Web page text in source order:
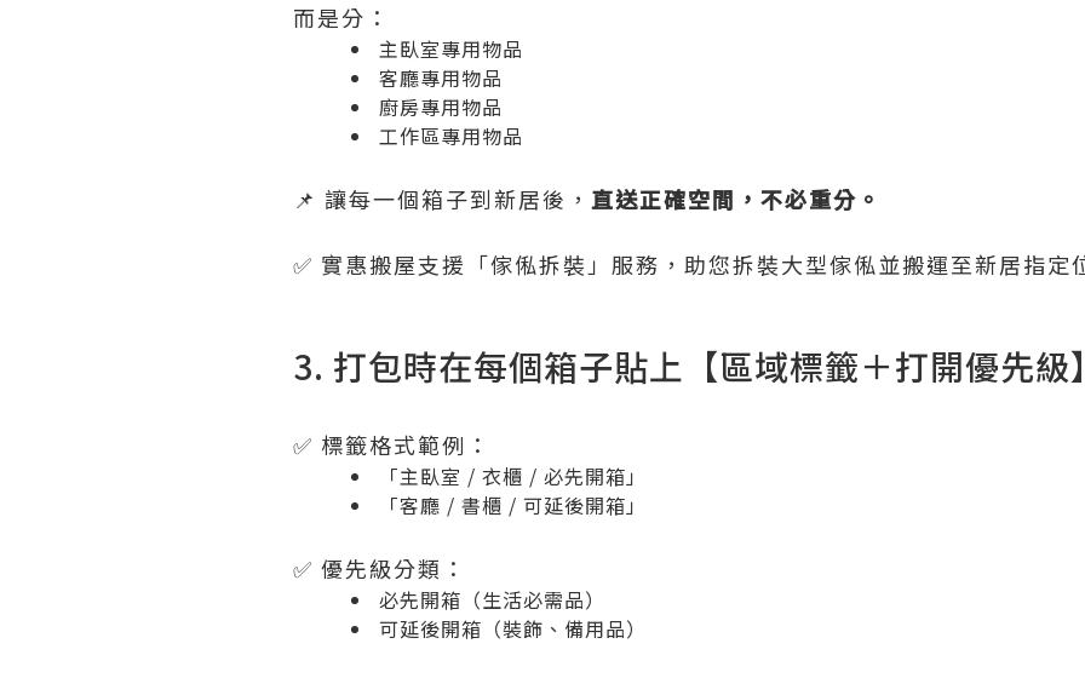
而是分：
主臥室專用物品
客廳專用物品
廚房專用物品
工作區專用物品
📌 讓每一個箱子到新居後， 直送正確空間，不必重分。
✅ 實惠搬屋支援「傢俬拆裝」服務，助您拆裝大型傢俬並搬運至新居指定
3. 打包時在每個箱子貼上【區域標籤＋打開優先級
✅ 標籤格式範例：
「主臥室 / 衣櫃 / 必先開箱」
「客廳 / 書櫃 / 可延後開箱」
✅ 優先級分類：
必先開箱（生活必需品）
可延後開箱（裝飾、備用品）